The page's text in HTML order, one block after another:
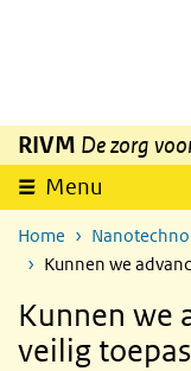
Overslaan en naar de
RIVM De zorg
Menu
Home
Kunnen we
Kunnen we
veilig